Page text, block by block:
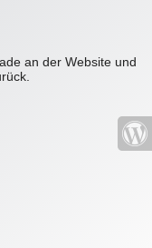
an der Website und